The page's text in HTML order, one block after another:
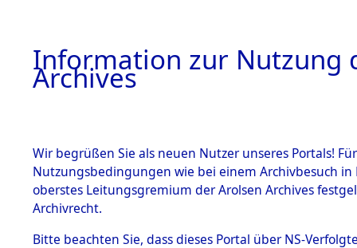
BESTÄNDE
Information zur Nutzung
Archives
Wir begrüßen Sie als neuen Nutzer unseres Portals!
Nutzungsbedingungen wie bei einem Archivbesuch
oberstes Leitungsgremium der Arolsen Archives
Archivrecht.
Bitte beachten Sie, dass dieses Portal über NS-